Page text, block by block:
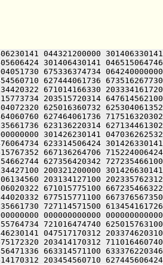
044321200000 301406330141
301406430141 046515064746
675336374734 064240000000
627444061736 673516267730
671014166330 203334161720
203515720314 647614562100
625016360732 625304061352
627464061736 717516320302
623136220314 627134461302
301426230141 047036262532
623314506424 301426330141
667136264706 715224006424
627356420342 727235466100
200321200000 301426630141
203134127100 202335762312
671015775100 667235466322
677515771100 667376567350
727114571500 613454161726
000000000000 000000000000
721016474740 625015763100
047517170312 203374620310
203414170312 711016460740
663314571100 633376220346
203454560710 627445606424